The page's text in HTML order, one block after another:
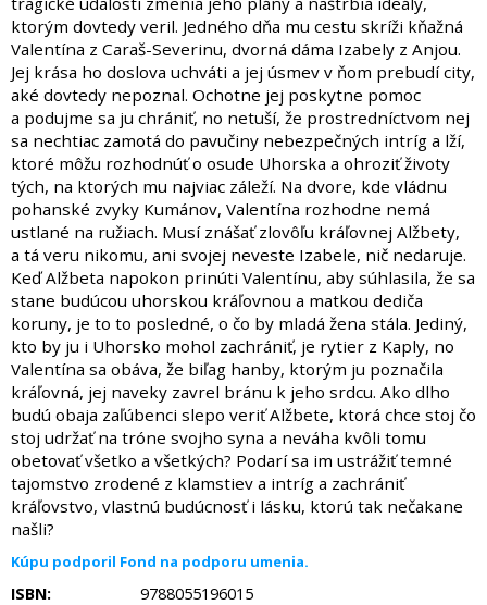
ktorým dovtedy veril. Jedného dňa mu cestu skríži kňažná
Valentína z Caraš-Severinu, dvorná dáma Izabely z Anjou.
Jej krása ho doslova uchváti a jej úsmev v ňom prebudí city,
aké dovtedy nepoznal. Ochotne jej poskytne pomoc
a podujme sa ju chrániť, no netuší, že prostredníctvom nej
sa nechtiac zamotá do pavučiny nebezpečných intríg a lží,
ktoré môžu rozhodnúť o osude Uhorska a ohroziť životy
tých, na ktorých mu najviac záleží. Na dvore, kde vládnu
pohanské zvyky Kumánov, Valentína rozhodne nemá
ustlané na ružiach. Musí znášať zlovôľu kráľovnej Alžbety,
a tá veru nikomu, ani svojej neveste Izabele, nič nedaruje.
Keď Alžbeta napokon prinúti Valentínu, aby súhlasila, že sa
stane budúcou uhorskou kráľovnou a matkou dediča
koruny, je to to posledné, o čo by mladá žena stála. Jediný,
kto by ju i Uhorsko mohol zachrániť, je rytier z Kaply, no
Valentína sa obáva, že biľag hanby, ktorým ju poznačila
kráľovná, jej naveky zavrel bránu k jeho srdcu. Ako dlho
budú obaja zaľúbenci slepo veriť Alžbete, ktorá chce stoj čo
stoj udržať na tróne svojho syna a neváha kvôli tomu
obetovať všetko a všetkých? Podarí sa im ustrážiť temné
tajomstvo zrodené z klamstiev a intríg a zachrániť
kráľovstvo, vlastnú budúcnosť i lásku, ktorú tak nečakane
našli?
Kúpu podporil Fond na podporu umenia.
ISBN:
9788055196015